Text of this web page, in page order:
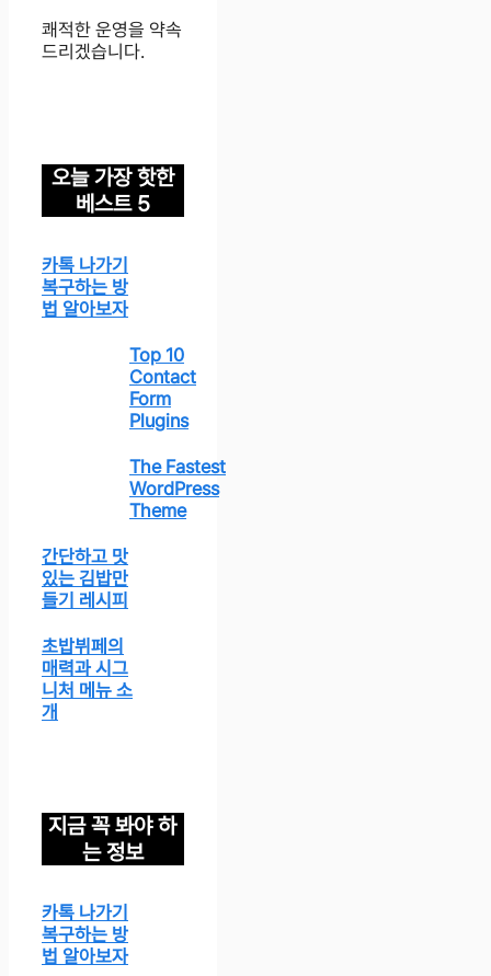
쾌적한 운영을 약속
드리겠습니다.
오늘 가장 핫한
베스트 5
카톡 나가기
복구하는 방
법 알아보자
Top 10
Contact
Form
Plugins
The Fastest
WordPress
Theme
간단하고 맛
있는 김밥만
들기 레시피
초밥뷔페의
매력과 시그
니처 메뉴 소
개
지금 꼭 봐야 하
는 정보
카톡 나가기
복구하는 방
법 알아보자